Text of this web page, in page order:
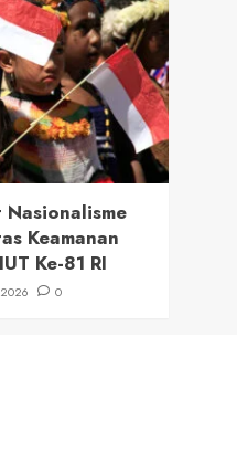
Nasionalisme
Keamanan
Ke-81 RI
0